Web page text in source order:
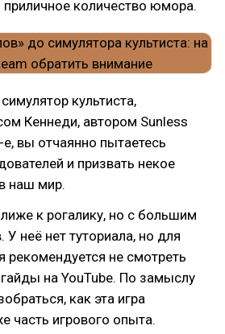
приличное количество юмора.
культиста,
Кеннеди, автором Sunless
вы отчаянно пытаетесь
и призвать некое
наш мир.
к рогалику, но с большим
У неё нет туториала, но для
рекомендуется не смотреть
гайды на YouTube. По замыслу
как эта игра
часть игрового опыта.